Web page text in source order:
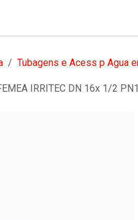
Tubagens e Acess p Agua
IRRITEC DN 16x 1/2